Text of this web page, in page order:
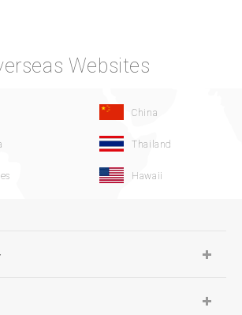
Websites
China
Thailand
Hawaii